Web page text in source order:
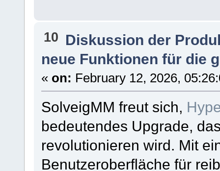
10 Diskussion der
neue Funktionen für die
« on: February 12, 2026,
SolveigMM freut sich,
bedeutendes Upgrade,
revolutionieren wird. Mit
Benutzeroberfläche für